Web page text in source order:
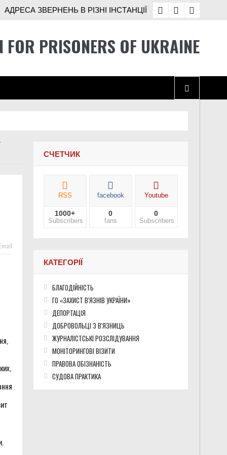
АДРЕСА ЗВЕРНЕНЬ В РІЗНІ ІНСТАНЦІЇ
PRISONERS OF UKRAINE
про службу після звільнення
територіях України
Email
СЧЕТЧИК
RSS
1000+
Subscribers
facebook
0
fans
Youtube
0
Subscribers
КАТЕГОРІЇ
БЛАГОДІЙНІСТЬ
ГО «ЗАХИСТ В'ЯЗНІВ УКРАЇНИ»
ДЕПОРТАЦІЯ
ДОБРОВОЛЬЦІ З В'ЯЗНИЦЬ
ЖУРНАЛІСТСЬКІ РОЗСЛІДУВАННЯ
МОНІТОРИНГОВІ ВІЗИТИ
ПРАВОВА ОБІЗНАНІСТЬ
СУДОВА ПРАКТИКА